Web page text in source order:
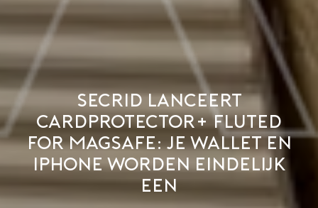
Secrid lanceert
Cardprotector+ Fluted
for MagSafe: Je wallet en
iPhone worden eindelijk
een